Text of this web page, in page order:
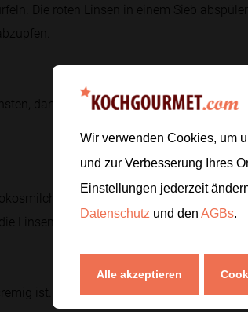
Die roten Linsen in einem Sieb
dann die Currypaste zugeben und kurz
aufgießen, die roten Linsen
Linsen weich sind.
ist. Mit dem Limettensaft und Salz
Wir verwenden Cookies, um
und zur Verbesserung Ihres
Einstellungen jederzeit
Datenschutz und den AGBs.
Alle akzeptieren